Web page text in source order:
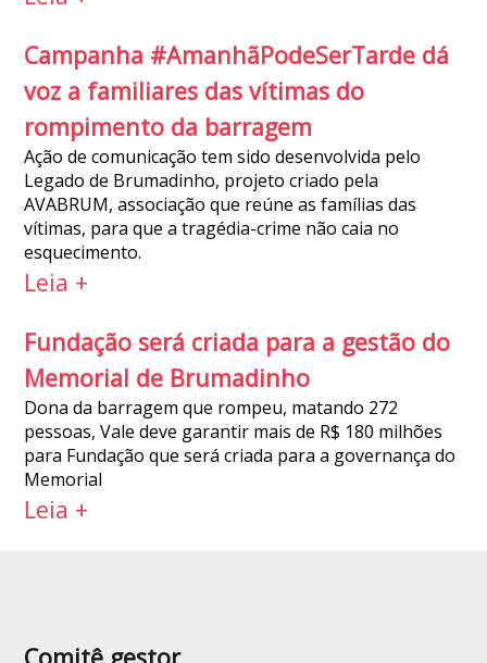
Campanha #AmanhãPodeSerTarde dá
voz a familiares das vítimas do
rompimento da barragem
Ação de comunicação tem sido desenvolvida pelo
Legado de Brumadinho, projeto criado pela
AVABRUM, associação que reúne as famílias das
vítimas, para que a tragédia-crime não caia no
esquecimento.
Leia +
Fundação será criada para a gestão do
Memorial de Brumadinho
Dona da barragem que rompeu, matando 272
pessoas, Vale deve garantir mais de R$ 180 milhões
para Fundação que será criada para a governança do
Memorial
Leia +